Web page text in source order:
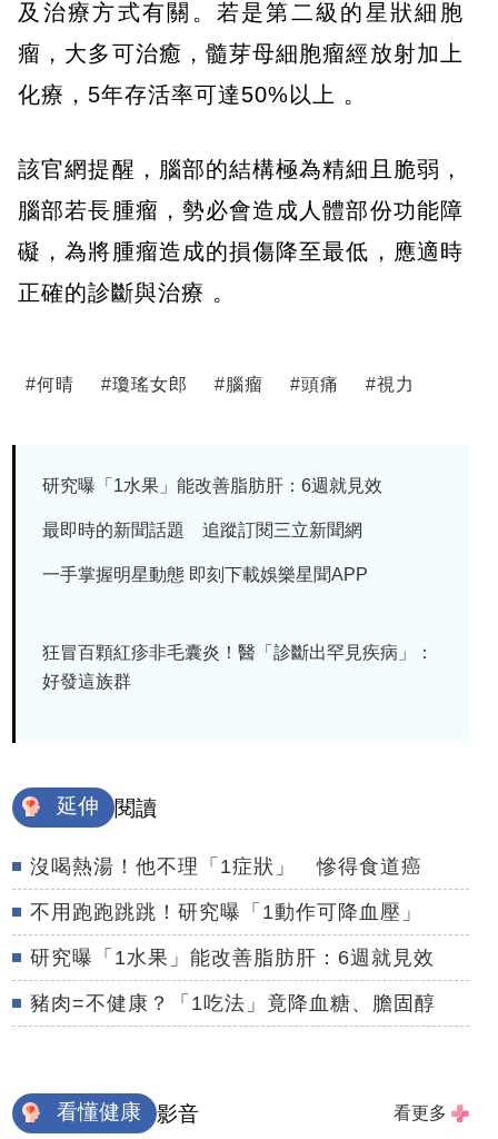
及治療方式有關。若是第二級的星狀細胞
瘤，大多可治癒，髓芽母細胞瘤經放射加上
化療，5年存活率可達50%以上 。
該官網提醒，腦部的結構極為精細且脆弱，
腦部若長腫瘤，勢必會造成人體部份功能障
礙，為將腫瘤造成的損傷降至最低，應適時
正確的診斷與治療 。
#何晴 #瓊瑤女郎 #腦瘤 #頭痛 #視力
研究曝「1水果」能改善脂肪肝：6週就見效
最即時的新聞話題 追蹤訂閱三立新聞網
一手掌握明星動態 即刻下載娛樂星聞APP
狂冒百顆紅疹非毛囊炎！醫「診斷出罕見疾病」：
好發這族群
延伸 閱讀
沒喝熱湯！他不理「1症狀」 慘得食道癌
不用跑跑跳跳！研究曝「1動作可降血壓」
研究曝「1水果」能改善脂肪肝：6週就見效
豬肉=不健康？「1吃法」竟降血糖、膽固醇
看懂健康 影音 看更多